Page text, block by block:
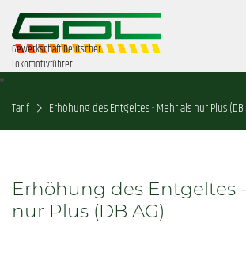
Gewerkschaft Deutscher
Lokomotivführer
Tarif Erhöhung des Entgeltes - Mehr als nur Plus (DB
Erhöhung des Entgeltes
nur Plus (DB AG)